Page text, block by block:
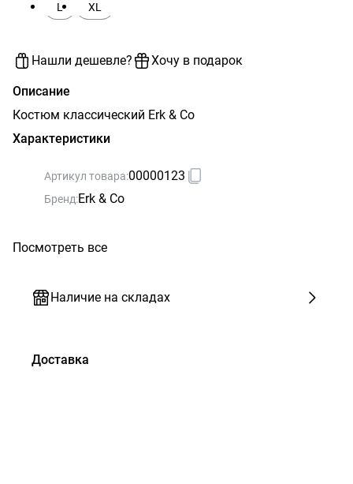
L XL
Нашли дешевле? Хочу в подарок
Описание
Костюм классический Erk & Co
Характеристики
Артикул товара:00000123
Бренд:Erk & Co
Посмотреть все
Наличие на складах
Доставка